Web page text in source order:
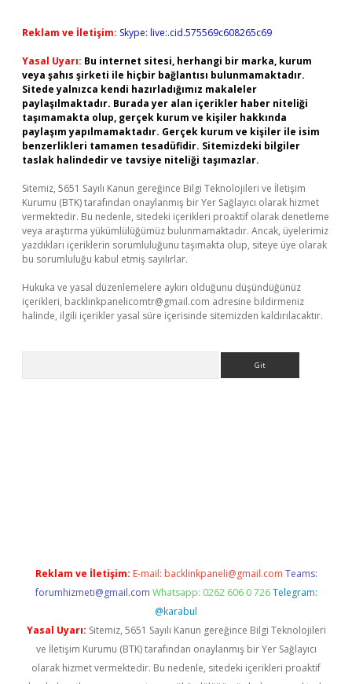
Reklam ve İletişim: Skype: live:.cid.575569c608265c69
Yasal Uyarı: Bu internet sitesi, herhangi bir marka, kurum
veya şahıs şirketi ile hiçbir bağlantısı bulunmamaktadır.
Sitede yalnızca kendi hazırladığımız makaleler
paylaşılmaktadır. Burada yer alan içerikler haber niteliği
taşımamakta olup, gerçek kurum ve kişiler hakkında
paylaşım yapılmamaktadır. Gerçek kurum ve kişiler ile isim
benzerlikleri tamamen tesadüfidir. Sitemizdeki bilgiler
taslak halindedir ve tavsiye niteliği taşımazlar.
Sitemiz, 5651 Sayılı Kanun gereğince Bilgi Teknolojileri ve İletişim
Kurumu (BTK) tarafından onaylanmış bir Yer Sağlayıcı olarak hizmet
vermektedir. Bu nedenle, sitedeki içerikleri proaktif olarak denetleme
veya araştırma yükümlülüğümüz bulunmamaktadır. Ancak, üyelerimiz
yazdıkları içeriklerin sorumluluğunu taşımakta olup, siteye üye olarak
bu sorumluluğu kabul etmiş sayılırlar.
Hukuka ve yasal düzenlemelere aykırı olduğunu düşündüğünüz
içerikleri, backlinkpanelicomtr@gmail.com adresine bildirmeniz
halinde, ilgili içerikler yasal süre içerisinde sitemizden kaldırılacaktır.
Reklam ve İletişim: E-mail: backlinkpaneli@gmail.com Teams:
forumhizmeti@gmail.com Whatsapp: 0262 606 0 726 Telegram:
@karabul
Yasal Uyarı: Sitemiz, 5651 Sayılı Kanun gereğince Bilgi Teknolojileri
ve İletişim Kurumu (BTK) tarafından onaylanmış bir Yer Sağlayıcı
olarak hizmet vermektedir. Bu nedenle, sitedeki içerikleri proaktif